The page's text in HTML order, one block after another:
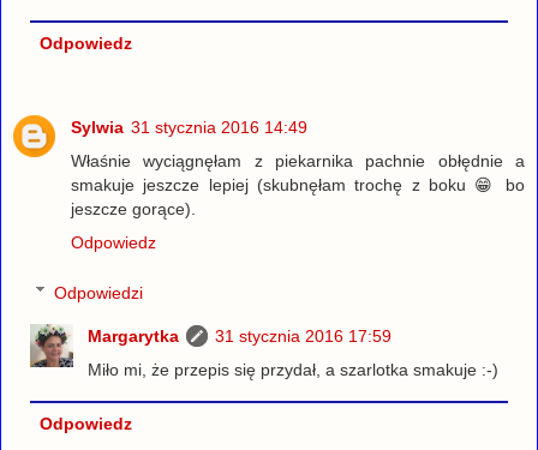
Odpowiedz
Sylwia 31 stycznia 2016 14:49
Właśnie wyciągnęłam z piekarnika pachnie obłędnie a
smakuje jeszcze lepiej (skubnęłam trochę z boku 😁 bo
jeszcze gorące).
Odpowiedz
Odpowiedzi
Margarytka
31 stycznia 2016 17:59
Miło mi, że przepis się przydał, a szarlotka smakuje :-)
Odpowiedz